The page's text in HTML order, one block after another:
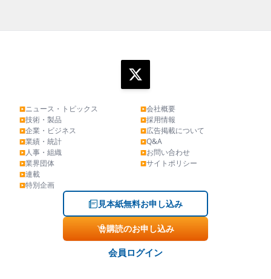
▶ニュース・トピックス
▶技術・製品
▶企業・ビジネス
▶業績・統計
▶人事・組織
▶業界団体
▶連載
▶特別企画
▶会社概要
▶採用情報
▶広告掲載について
▶Q&A
▶お問い合わせ
▶サイトポリシー
見本紙無料お申し込み
購読のお申し込み
会員ログイン